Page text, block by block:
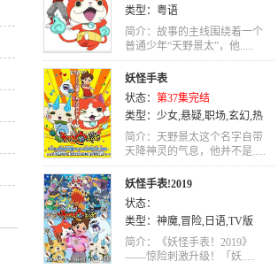
类型： 粤语
简介：故事的主线围绕着一个
普通少年“天野景太”，他.....
妖怪手表
状态： 第37集完结
类型： 少女,悬疑,职场,玄幻,热
血,运动,动作,艺术,励志 ,奇幻,历
史 ,同人,歌舞,日语
简介：天野景太这个名字自带
天降神灵的气息，他并不是.....
妖怪手表!2019
状态：
类型： 神魔,冒险, 日语,TV版
简介：《妖怪手表！2019》
——惊险刺激升级！「妖.....